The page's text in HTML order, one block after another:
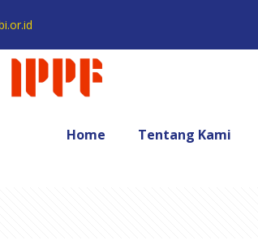
Home Tentang Kami